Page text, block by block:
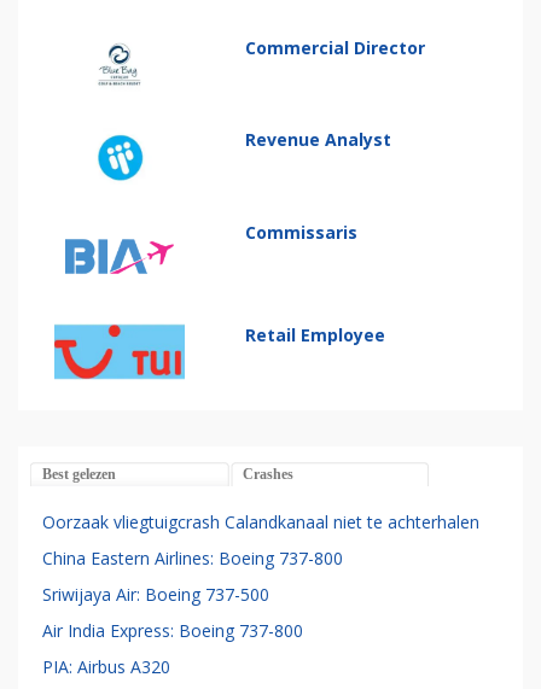
Commercial Director
Revenue Analyst
Commissaris
Retail Employee
Best gelezen Crashes
Oorzaak vliegtuigcrash Calandkanaal niet te achterhalen
China Eastern Airlines: Boeing 737-800
Sriwijaya Air: Boeing 737-500
Air India Express: Boeing 737-800
PIA: Airbus A320